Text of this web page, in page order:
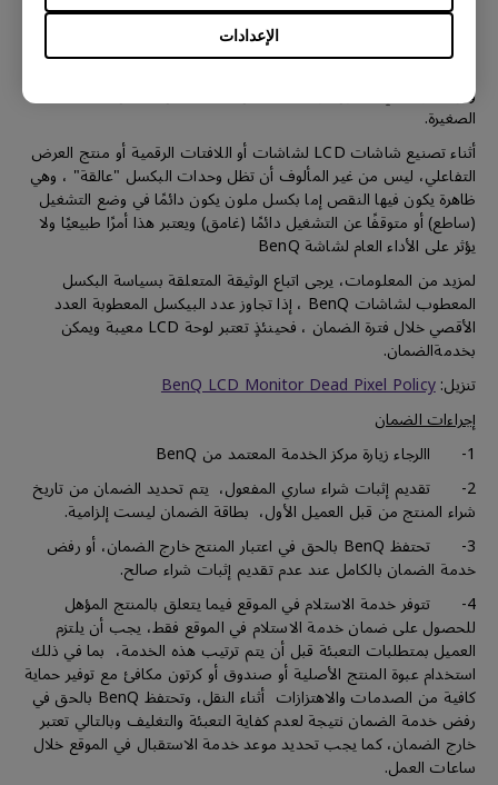
الإعدادات إن التفاصيل الحادة والألوان الزاهية في لوحة LCD من BenQ تتكون من
وزرقاء، وبالتالي، تتكون لوحة LCD من BenQ من ملايين البكسلات
الصغيرة.
أثناء تصنيع شاشات LCD لشاشات أو اللافتات الرقمية أو منتج العرض
التفاعلي، ليس من غير المألوف أن تظل وحدات البكسل "عالقة" ، وهي
ظاهرة يكون فيها النقص إما بكسل ملون يكون دائمًا في وضع التشغيل
(ساطع) أو متوقفًا عن التشغيل دائمًا (غامق) ويعتبر هذا أمرًا طبيعيًا ولا
يؤثر على الأداء العام لشاشة BenQ
لمزيد من المعلومات، يرجى اتباع الوثيقة المتعلقة بسياسة البكسل
المعطوب لشاشات BenQ ، إذا تجاوز عدد البيكسل المعطوبة العدد
الأقصي خلال فترة الضمان ، فحينئذٍ تعتبر لوحة LCD معيبة ويمكن
بخدمةالضمان.
تنزيل:BenQ LCD Monitor Dead Pixel Policy
إجراءات الضمان
1- االرجاء زيارة مركز الخدمة المعتمد من BenQ
2- تقديم إثبات شراء ساري المفعول، يتم تحديد الضمان من تاريخ
شراء المنتج من قبل العميل الأول، بطاقة الضمان ليست إلزامية.
3- تحتفظ BenQ بالحق في اعتبار المنتج خارج الضمان، أو رفض
خدمة الضمان بالكامل عند عدم تقديم إثبات شراء صالح.
4- تتوفر خدمة الاستلام في الموقع فيما يتعلق بالمنتج المؤهل
للحصول على ضمان خدمة الاستلام في الموقع فقط، يجب أن يلتزم
العميل بمتطلبات التعبئة قبل أن يتم ترتيب هذه الخدمة، بما في ذلك
استخدام عبوة المنتج الأصلية أو صندوق أو كرتون مكافئ مع توفير حماية
كافية من الصدمات والاهتزازات أثناء النقل، وتحتفظ BenQ بالحق في
رفض خدمة الضمان نتيجة لعدم كفاية التعبئة والتغليف وبالتالي تعتبر
خارج الضمان، كما يجب تحديد موعد خدمة الاستقبال في الموقع خلال
ساعات العمل.